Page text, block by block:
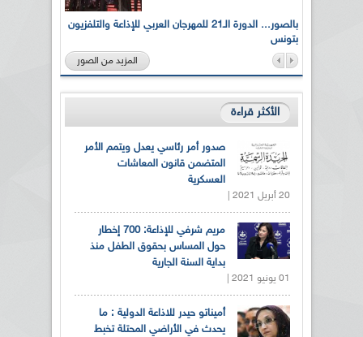
بالصور... الدورة الـ21 للمهرجان العربي للإذاعة والتلفزيون
بتونس
المزيد من الصور
الأكثر قراءة
صدور أمر رئاسي يعدل ويتمم الأمر
المتضمن قانون المعاشات
العسكرية
20 أبريل 2021 |
مريم شرفي للإذاعة: 700 إخطار
حول المساس بحقوق الطفل منذ
بداية السنة الجارية
01 يونيو 2021 |
أميناتو حيدر للاذاعة الدولية : ما
يحدث في الأراضي المحتلة تخبط